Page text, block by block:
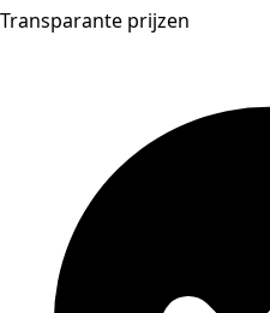
Transparante prijzen